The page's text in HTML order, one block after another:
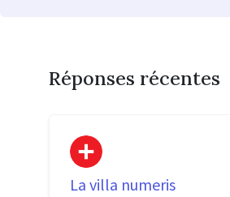
Réponses récentes
La villa numeris